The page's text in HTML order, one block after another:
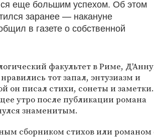
еще большим успехом. Об этом
заранее — накануне
в газете о собственной
факультет в Риме,
тот запал, энтузиазм и
он писал стихи, сонеты и
утро после публикации романа
знаменитым.
сборником стихов или романом